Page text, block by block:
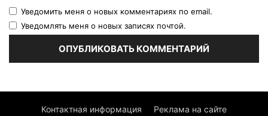
Уведомить меня о новых комментариях по email.
Уведомлять меня о новых записях почтой.
Контактная информация Реклама на сайте